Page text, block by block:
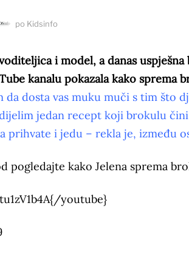
po Kidsinfo
i model, a danas
kanalu pokazala kako
da dosta vas muku muči s tim što
dijelim jedan recept koji brokulu
prihvate i jedu – rekla je, između
pogledajte kako Jelena sprema
youtube}